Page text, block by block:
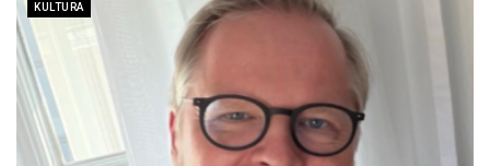
KULTURA